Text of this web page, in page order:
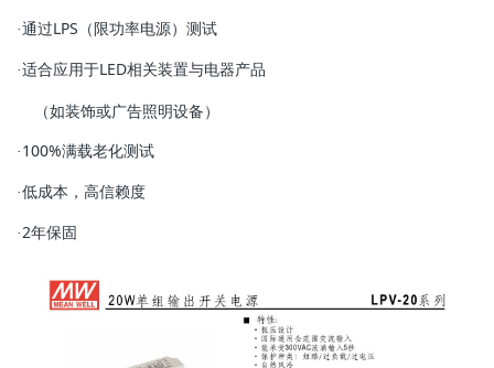
·通过LPS（限功率电源）测试
·适合应用于LED相关装置与电器产品
（如装饰或广告照明设备）
· 100%满载老化测试
·低成本，高信赖度
·2年保固